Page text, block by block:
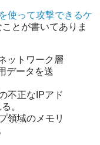
使って攻撃できるケ
とが書いてありま
ットワーク層
データを送
不正なIPアド
。
領域のメモリ